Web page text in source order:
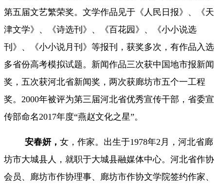
第五届文艺繁荣奖。文学作品见于《人民日报》、《天
津文学》、《诗选刊》、《百花园》、《小小说选
刊》、《小小说月刊》等报刊，获奖多次，有作品入选
多省份高考模拟试题。新闻作品三次获中国地市报新闻
奖，五次获河北省新闻奖，两次获廊坊市五个一工程
奖。2000年被评为第三届河北省优秀宣传干部，省委宣
传部命名2017年度“燕赵文化之星”。
安春妍， 女，作家。出生于1978年2月，河北省廊
坊市大城县人，就职于大城县融媒体中心。河北省作协
会员、廊坊市作协理事、廊坊市作协文学院签约作家、